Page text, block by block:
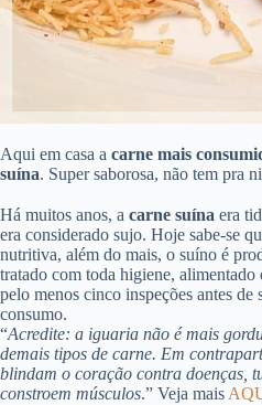
Aqui em casa a carne mais
suína. Super saborosa, não tem pra
Há muitos anos, a carne suína era
era considerado sujo. Hoje sabe-se
nutritiva, além do mais, o suíno é
tratado com toda higiene, alimentado
pelo menos cinco inspeções antes de
consumo.
“Acredite: a iguaria não é mais
demais tipos de carne. Em
blindam o coração contra doenças,
constroem músculos.” Veja mais